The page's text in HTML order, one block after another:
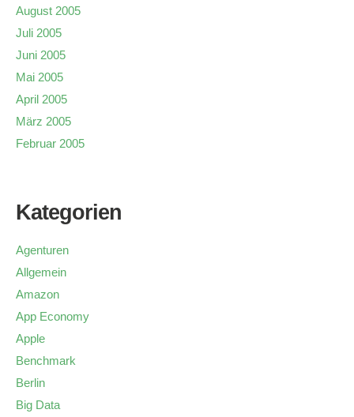
August 2005
Juli 2005
Juni 2005
Mai 2005
April 2005
März 2005
Februar 2005
Kategorien
Agenturen
Allgemein
Amazon
App Economy
Apple
Benchmark
Berlin
Big Data